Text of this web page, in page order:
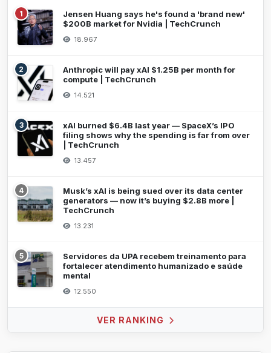
1
Jensen Huang says he's found a 'brand new'
$200B market for Nvidia | TechCrunch
18.967
2
Anthropic will pay xAI $1.25B per month for
compute | TechCrunch
14.521
3
xAI burned $6.4B last year — SpaceX’s IPO
filing shows why the spending is far from over
| TechCrunch
13.457
4
Musk’s xAI is being sued over its data center
generators — now it’s buying $2.8B more |
TechCrunch
13.231
5
Servidores da UPA recebem treinamento para
fortalecer atendimento humanizado e saúde
mental
12.550
VER RANKING